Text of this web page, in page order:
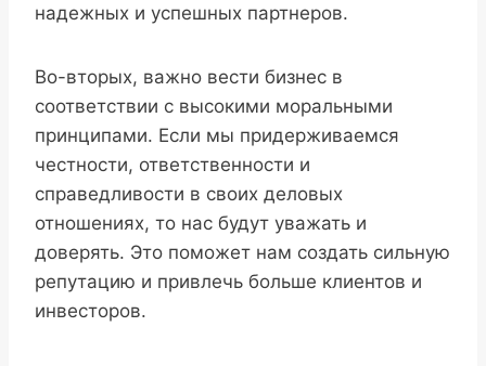
надежных и успешных партнеров.
Во-вторых, важно вести бизнес в
соответствии с высокими моральными
принципами. Если мы придерживаемся
честности, ответственности и
справедливости в своих деловых
отношениях, то нас будут уважать и
доверять. Это поможет нам создать сильную
репутацию и привлечь больше клиентов и
инвесторов.